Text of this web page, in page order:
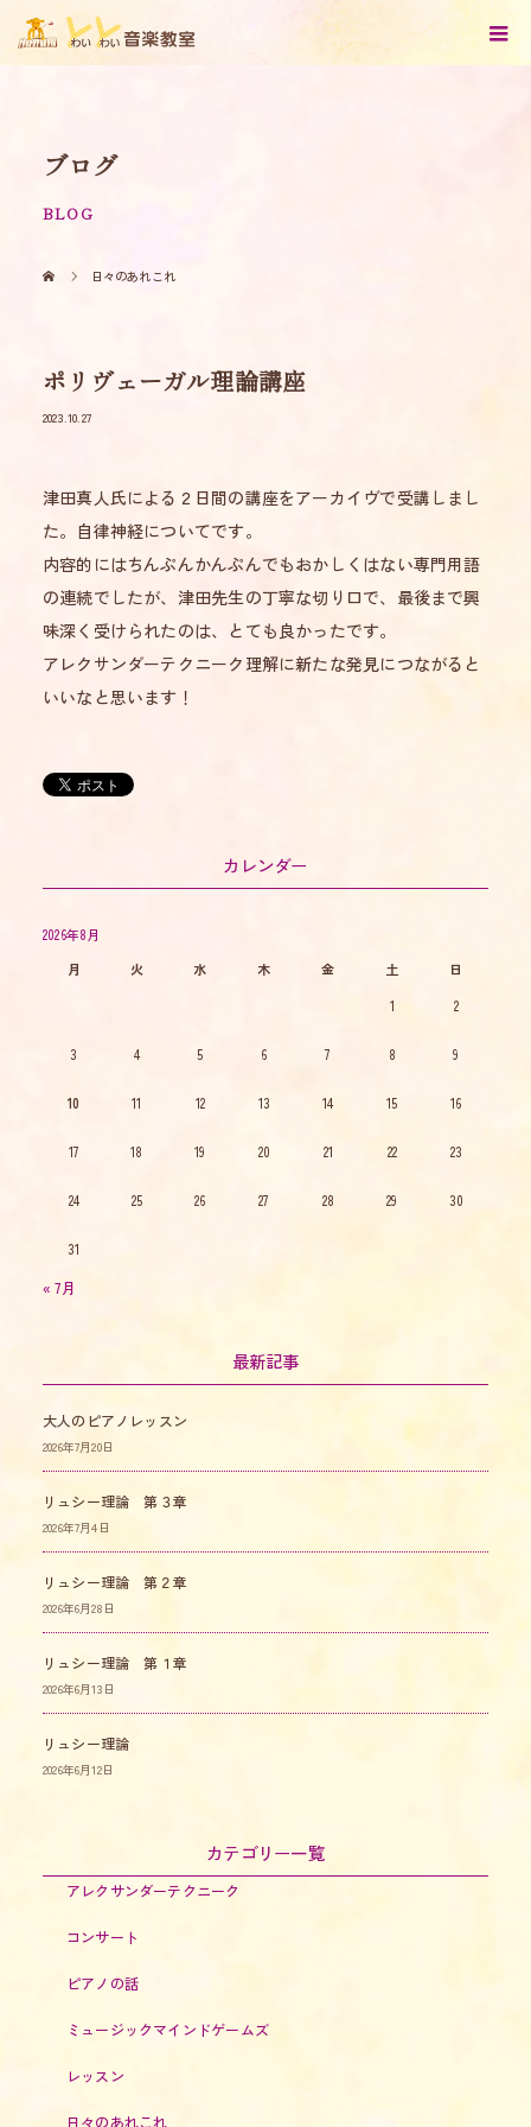
ブログ
BLOG
日々のあれこれ
ポリヴェーガル理論講座
2023.10.27
津田真人氏による２日間の講座をアーカイヴで受講しまし
た。自律神経についてです。
内容的にはちんぷんかんぷんでもおかしくはない専門用語
の連続でしたが、津田先生の丁寧な切り口で、最後まで興
味深く受けられたのは、とても良かったです。
アレクサンダーテクニーク理解に新たな発見につながると
いいなと思います！
カレンダー
2026年8月
月
火 水 木 金 土
日
1
2
3 4 5 6 7 8 9
10 11 12 13 14 15 16
17 18 19 20 21 22 23
24 25 26 27 28 29 30
31
« 7月
最新記事
大人のピアノレッスン
2026年7月20日
リュシー理論 第３章
2026年7月4日
リュシー理論 第２章
2026年6月28日
リュシー理論 第１章
2026年6月13日
リュシー理論
2026年6月12日
カテゴリー一覧
アレクサンダーテクニーク
コンサート
ピアノの話
ミュージックマインドゲームズ
レッスン
日々のあれこれ